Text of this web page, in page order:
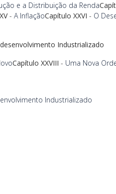
e a Distribuição da Renda
- A InflaçãoCapítulo XXVI - O
Industrializado
Capítulo XXVIII - Uma Nova
Industrializado